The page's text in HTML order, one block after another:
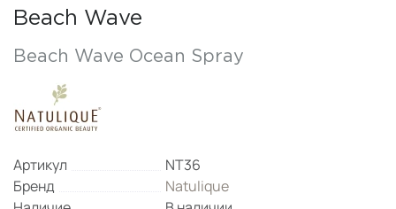
Beach Wave
Beach Wave Ocean Spray
Артикул
NT36
Бренд
Natulique